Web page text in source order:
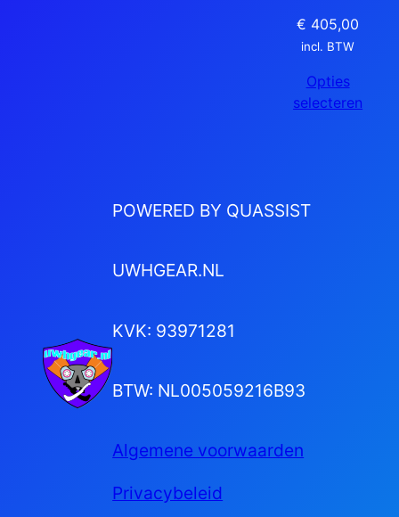
€ 405,00
incl. BTW
Opties
selecteren
POWERED BY QUASSIST
UWHGEAR.NL
KVK: 93971281
BTW: NL005059216B93
Algemene voorwaarden
Privacybeleid